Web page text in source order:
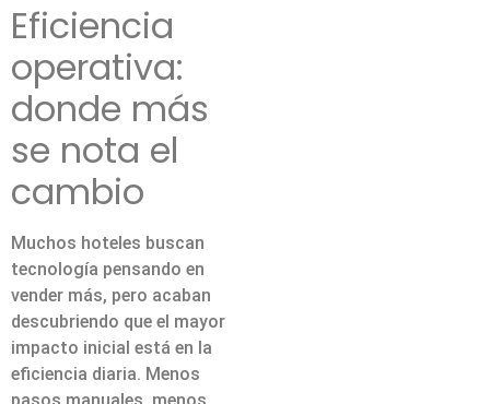
Eficiencia
operativa:
donde más
se nota el
cambio
Muchos hoteles buscan
tecnología pensando en
vender más, pero acaban
descubriendo que el mayor
impacto inicial está en la
eficiencia diaria. Menos